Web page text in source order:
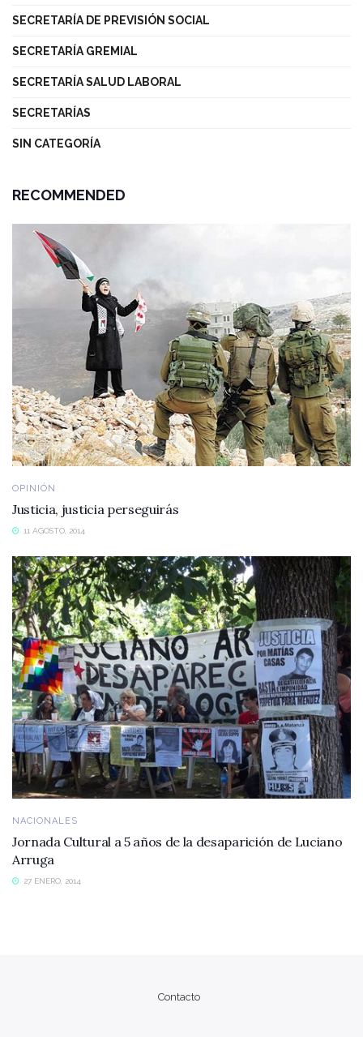
SECRETARÍA DE PREVISIÓN SOCIAL
SECRETARÍA GREMIAL
SECRETARÍA SALUD LABORAL
SECRETARÍAS
SIN CATEGORÍA
RECOMMENDED
OPINIÓN
Justicia, justicia perseguirás
11 AGOSTO, 2014
NACIONALES
Jornada Cultural a 5 años de la desaparición de Luciano
Arruga
27 ENERO, 2014
Contacto